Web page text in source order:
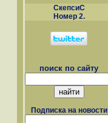
СкепсиС
Номер 2.
поиск по сайту
Подписка на новости